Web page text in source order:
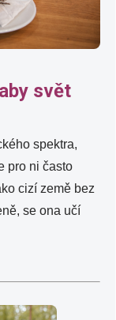
svět
spektra,
pro ni často
cizí země bez
se ona učí